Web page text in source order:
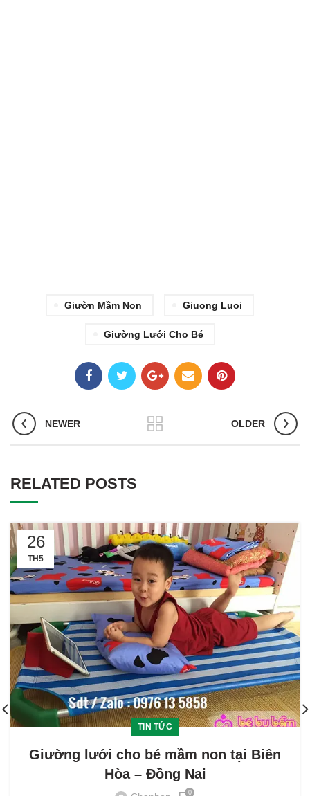
Giườn Mầm Non Giuong Luoi
Giường Lưới Cho Bé
NEWER OLDER
RELATED POSTS
26
TH5
TIN TỨC
Giường lưới cho bé mầm non tại Biên
Hòa – Đồng Nai
0